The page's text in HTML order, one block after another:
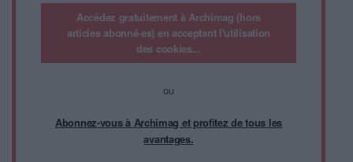
Accédez gratuitement à Archimag (hors
articles abonné·es) en acceptant l'utilisation
des cookies...
ou
Abonnez-vous à Archimag et profitez de tous les
avantages.